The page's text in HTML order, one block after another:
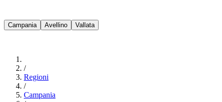
Campania Avellino Vallata
/
Regioni
/
Campania